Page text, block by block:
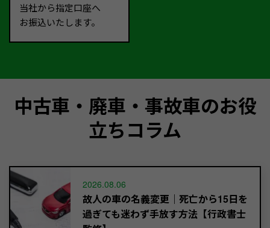
当社から指定口座へ
お振込いたします。
中古車・廃車・事故車のお役
立ちコラム
2026.08.06
故人の車の名義変更｜死亡から15日を
過ぎても迷わず手放す方法【行政書士